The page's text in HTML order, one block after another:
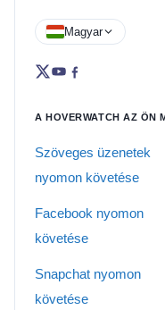
Magyar
A HOVERWATCH AZ ÖN
Szöveges üzenetek
nyomon követése
Facebook nyomon
követése
Snapchat nyomon
követése